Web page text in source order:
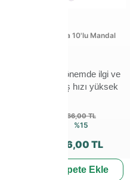
Alkaya 10'lu Mandal
Son dönemde ilgi ve
sipariş hızı yüksek
66,00 TL
%15
56,00 TL
Sepete Ekle